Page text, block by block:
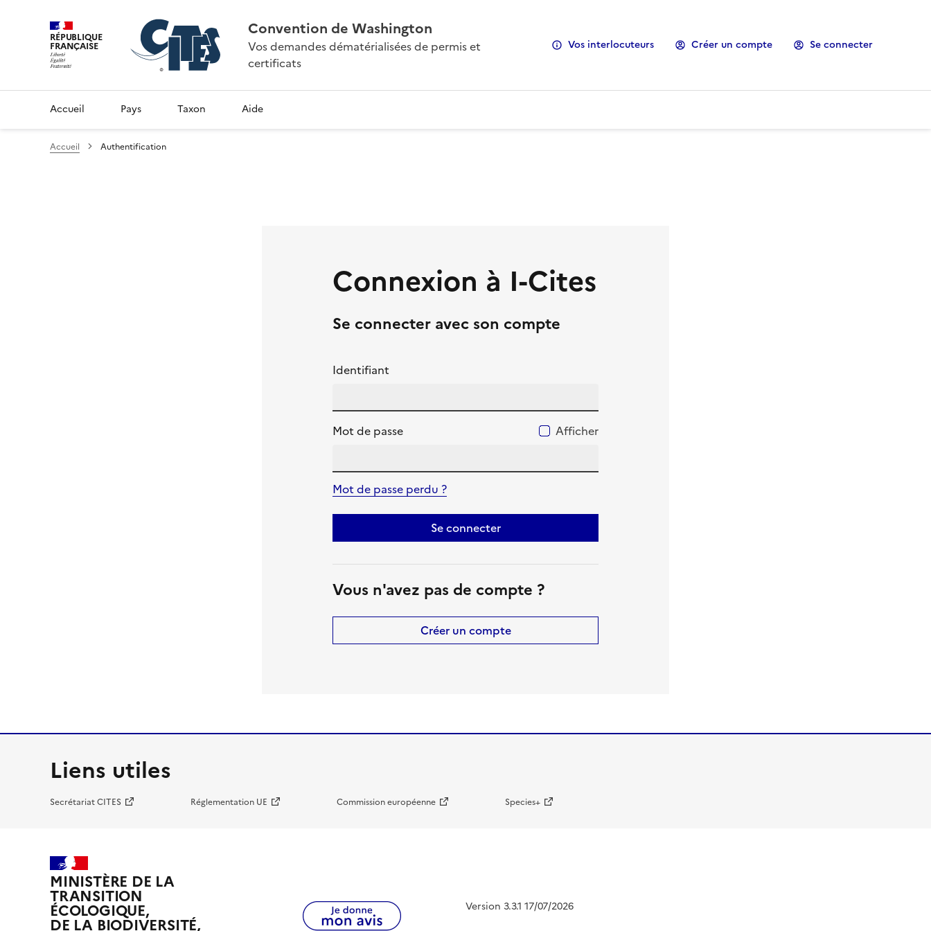
RÉPUBLIQUE
FRANÇAISE
Convention de Washington
Vos demandes dématérialisées de permis et
certificats
Vos interlocuteurs Créer un compte Se connecter
Accueil Pays Taxon Aide
Accueil Authentification
Connexion à I-Cites
Se connecter avec son compte
Identifiant
Mot de passe Afficher
Mot de passe perdu ?
Se connecter
Vous n'avez pas de compte ?
Créer un compte
Liens utiles
Secrétariat CITES Réglementation UE Commission européenne Species+
MINISTÈRE DE LA
TRANSITION
ÉCOLOGIQUE,
DE LA BIODIVERSITÉ,
Version 3.3.1 17/07/2026